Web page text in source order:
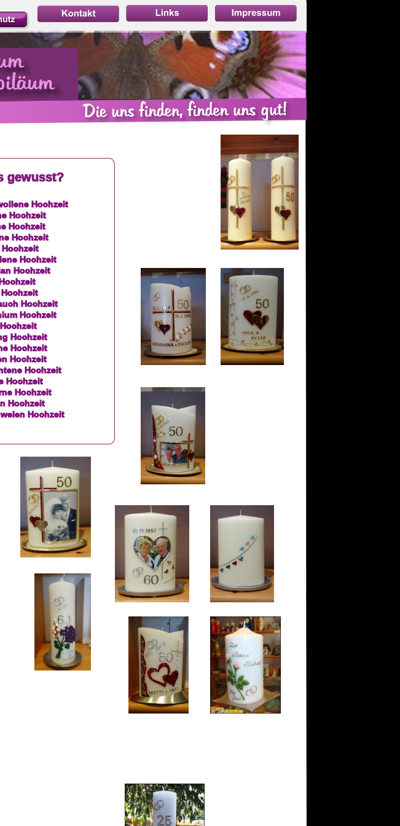
gewusst?
Hochzeit
Hochzeit
Hochzeit
Hochzeit
Hochzeit
Hochzeit
Hochzeit
Hochzeit
Hochzeit
Hochzeit
Hochzeit
Hochzeit
Hochzeit
Hochzeit
Hochzeit
Hochzeit
Hochzeit